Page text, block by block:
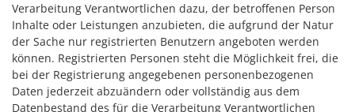
Verarbeitung Verantwortlichen dazu, der betroffenen Person
Inhalte oder Leistungen anzubieten, die aufgrund der Natur
der Sache nur registrierten Benutzern angeboten werden
können. Registrierten Personen steht die Möglichkeit frei, die
bei der Registrierung angegebenen personenbezogenen
Daten jederzeit abzuändern oder vollständig aus dem
Datenbestand des für die Verarbeitung Verantwortlichen